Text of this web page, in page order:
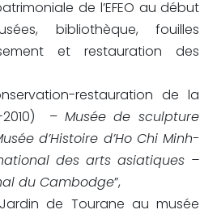
de l’EFEO au début
bibliothèque, fouilles
et restauration des
restauration de la
2010) – Musée de sculpture
d’Histoire d’Ho Chi Minh-
des arts asiatiques –
du Cambodge”,
de Tourane au musée